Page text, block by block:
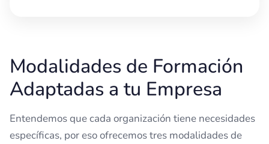
Modalidades de Formación
Adaptadas a tu Empresa
Entendemos que cada organización tiene necesidades
específicas, por eso ofrecemos tres modalidades de